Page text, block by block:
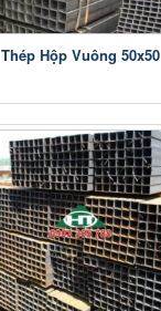
Thép Hộp Vuông 50x50